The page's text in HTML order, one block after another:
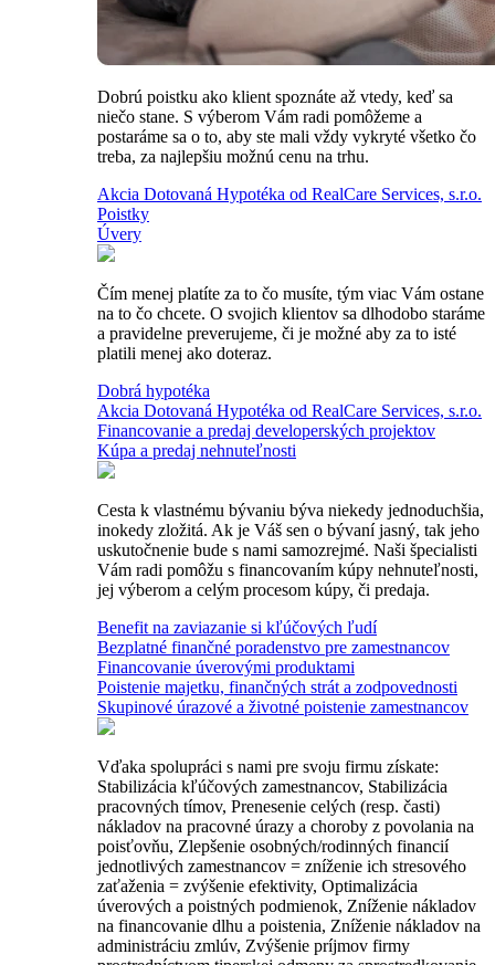
Dobrú poistku ako klient spoznáte až vtedy, keď sa
niečo stane. S výberom Vám radi pomôžeme a
postaráme sa o to, aby ste mali vždy vykryté všetko čo
treba, za najlepšiu možnú cenu na trhu.
Akcia Dotovaná Hypotéka od RealCare Services, s.r.o.
Poistky
Úvery
Čím menej platíte za to čo musíte, tým viac Vám ostane
na to čo chcete. O svojich klientov sa dlhodobo staráme
a pravidelne preverujeme, či je možné aby za to isté
platili menej ako doteraz.
Dobrá hypotéka
Akcia Dotovaná Hypotéka od RealCare Services, s.r.o.
Financovanie a predaj developerských projektov
Kúpa a predaj nehnuteľnosti
Cesta k vlastnému bývaniu býva niekedy jednoduchšia,
inokedy zložitá. Ak je Váš sen o bývaní jasný, tak jeho
uskutočnenie bude s nami samozrejmé. Naši špecialisti
Vám radi pomôžu s financovaním kúpy nehnuteľnosti,
jej výberom a celým procesom kúpy, či predaja.
Benefit na zaviazanie si kľúčových ľudí
Bezplatné finančné poradenstvo pre zamestnancov
Financovanie úverovými produktami
Poistenie majetku, finančných strát a zodpovednosti
Skupinové úrazové a životné poistenie zamestnancov
Vďaka spolupráci s nami pre svoju firmu získate:
Stabilizácia kľúčových zamestnancov, Stabilizácia
pracovných tímov, Prenesenie celých (resp. časti)
nákladov na pracovné úrazy a choroby z povolania na
poisťovňu, Zlepšenie osobných/rodinných financií
jednotlivých zamestnancov = zníženie ich stresového
zaťaženia = zvýšenie efektivity, Optimalizácia
úverových a poistných podmienok, Zníženie nákladov
na financovanie dlhu a poistenia, Zníženie nákladov na
administráciu zmlúv, Zvýšenie príjmov firmy